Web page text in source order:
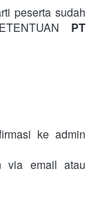
peserta sudah
PT
ke admin
via email atau